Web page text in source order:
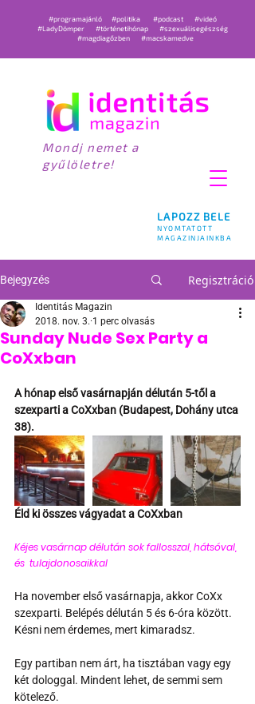
LAPOZZ BELE
NYOMTATOTT
MAGAZINJAINKBA
#programajánló #politika #podcast
#videó
#LadyDömper
#történetihónap
#szexuálisegészség
#magdiagőzben
#macskamedve
Mondj nemet a
gyűlöletre!
Bejegyzés Regisztráció
Sunday Nude Sex Party a
CoXxban
Identitás Magazin
2018. nov. 3. 1 perc olvasás
A hónap első vasárnapján délután 5-től a
szexparti a CoXxban (Budapest, Dohány utca
38).
Éld ki összes vágyadat a CoXxban
Kéjes vasárnap délután sok fallosszal, hátsóval,
és  tulajdonosaikkal
Ha november első vasárnapja, akkor CoXx
szexparti. Belépés délután 5 és 6-óra között.
Késni nem érdemes, mert kimaradsz.
Egy partiban nem árt, ha tisztában vagy egy
két dologgal. Mindent lehet, de semmi sem
kötelező.